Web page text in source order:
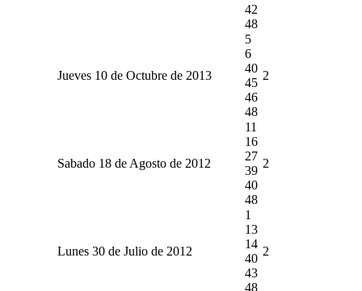
42
48
Jueves 10 de Octubre de 2013
5
6
40
45
46
48
2
Sabado 18 de Agosto de 2012
11
16
27
39
40
48
2
Lunes 30 de Julio de 2012
1
13
14
40
43
48
2